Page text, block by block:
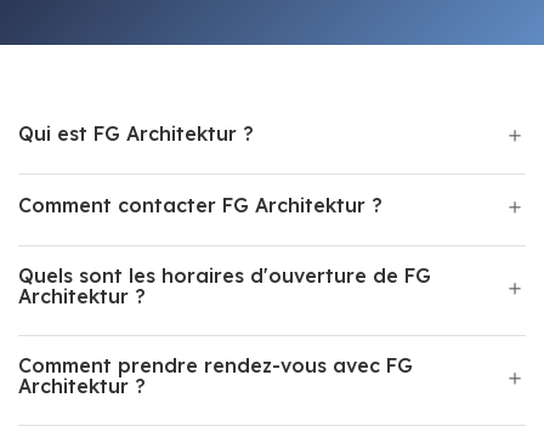
Qui est FG Architektur ?
Comment contacter FG Architektur ?
Quels sont les horaires d'ouverture de FG
Architektur ?
Comment prendre rendez-vous avec FG
Architektur ?